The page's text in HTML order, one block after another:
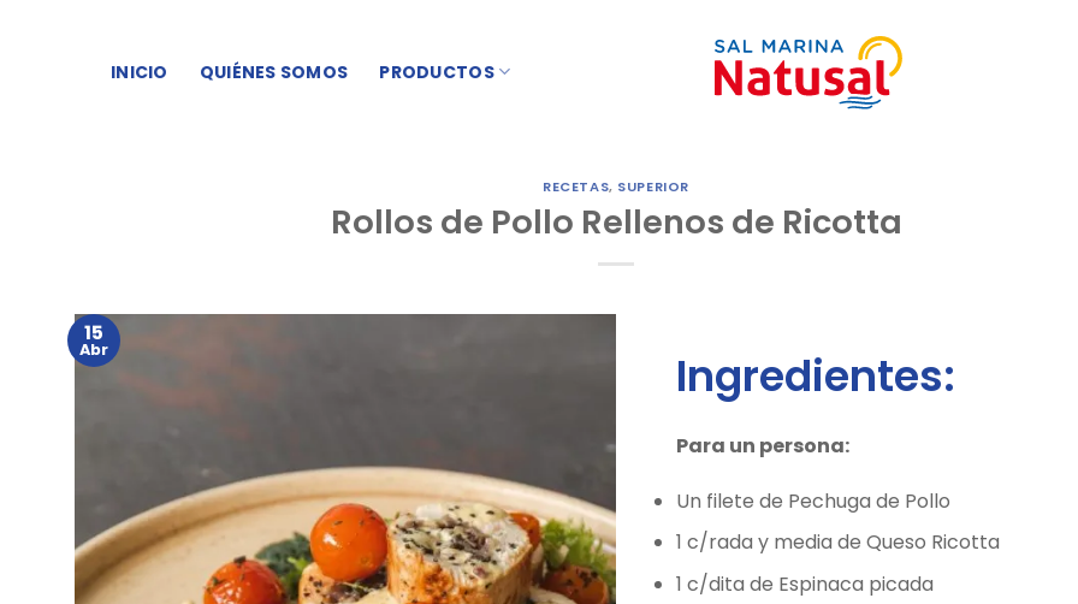
INICIO QUIÉNES SOMOS PRODUCTOS
RECETAS, SUPERIOR
Rollos de Pollo Rellenos de Ricotta
15
Abr Ingredientes:
Para un persona:
Un filete de Pechuga de Pollo
1 c/rada y media de Queso Ricotta
1 c/dita de Espinaca picada